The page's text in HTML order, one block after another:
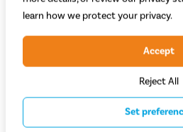
Adviesprijs5.049,-
3.099,-
Begin met
Proefrit in de
learn how we protect your privacy.
Reject All
Accept
Set